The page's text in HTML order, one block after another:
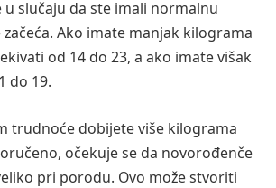
slučaju da ste imali normalnu
Ako imate manjak kilograma
od 14 do 23, a ako imate višak
do 19.
trudnoće dobijete više kilograma
očekuje se da novorođenče
pri porodu. Ovo može stvoriti